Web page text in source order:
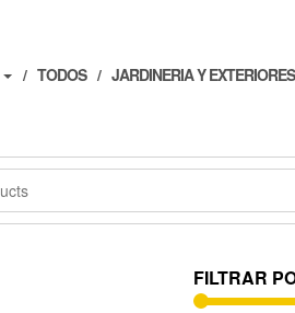
TODOS JARDINERIA Y EXTERIORES
FILTRAR